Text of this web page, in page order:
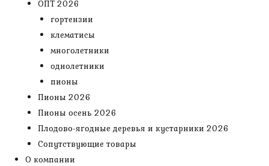
ОПТ 2026
гортензии
клематисы
многолетники
однолетники
пионы
Пионы 2026
Пионы осень 2026
Плодово-ягодные деревья и кустарники 2026
Сопутствующие товары
О компании